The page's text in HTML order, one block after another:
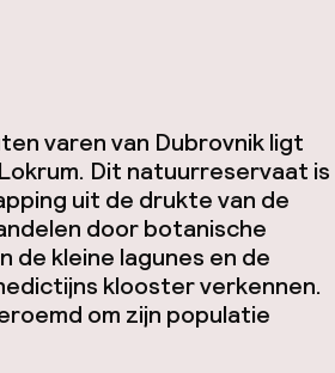
varen van Dubrovnik ligt
Dit natuurreservaat is
uit de drukte van de
door botanische
de kleine lagunes en de
klooster verkennen.
om zijn populatie